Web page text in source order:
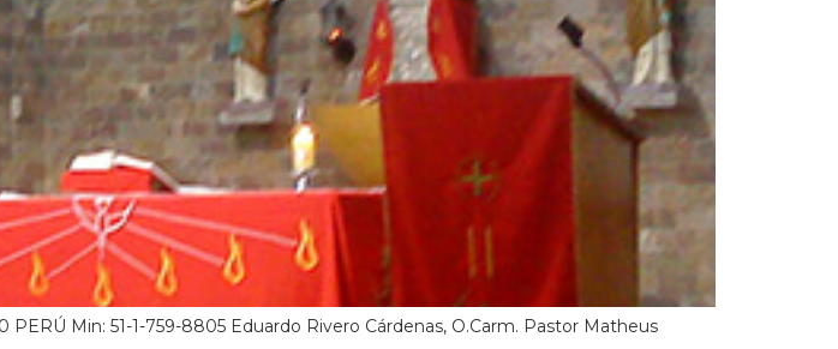
Min: 51-1-759-8805 Eduardo Rivero Cárdenas, O.Carm. Pastor Matheus